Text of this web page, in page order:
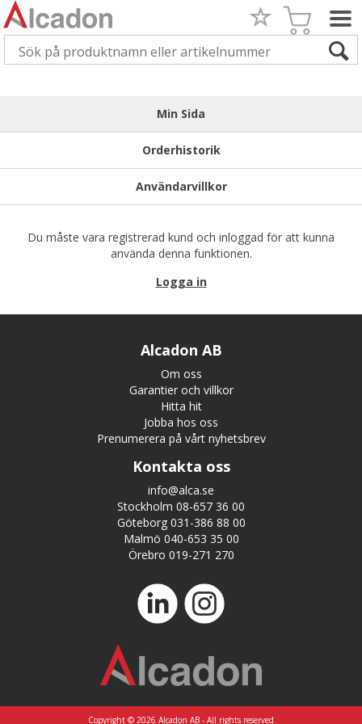
Min Sida
Orderhistorik
Användarvillkor
Du måste vara registrerad kund och inloggad för att kunna
använda denna funktionen.
Logga in
Alcadon AB
Om oss
Garantier och villkor
Hitta hit
Jobba hos oss
Prenumerera på vårt nyhetsbrev
Kontakta oss
info@alca.se
Stockholm 08-657 36 00
Göteborg 031-386 88 00
Malmö 040-653 35 00
Örebro 019-271 270
Copyright © 2026 Alcadon AB - All rights reserved